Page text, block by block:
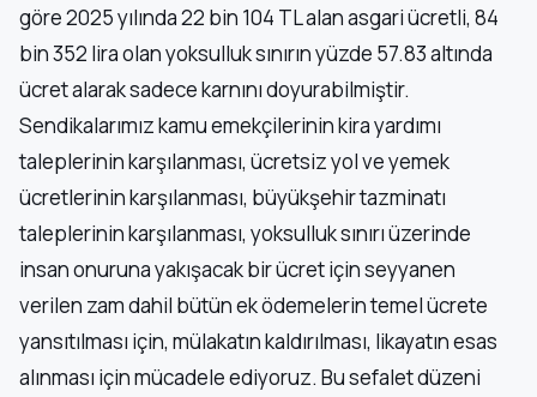
göre 2025 yılında 22 bin 104 TL alan asgari ücretli, 84
bin 352 lira olan yoksulluk sınırın yüzde 57.83 altında
ücret alarak sadece karnını doyurabilmiştir.
Sendikalarımız kamu emekçilerinin kira yardımı
taleplerinin karşılanması, ücretsiz yol ve yemek
ücretlerinin karşılanması, büyükşehir tazminatı
taleplerinin karşılanması, yoksulluk sınırı üzerinde
insan onuruna yakışacak bir ücret için seyyanen
verilen zam dahil bütün ek ödemelerin temel ücrete
yansıtılması için, mülakatın kaldırılması, likayatın esas
alınması için mücadele ediyoruz. Bu sefalet düzeni